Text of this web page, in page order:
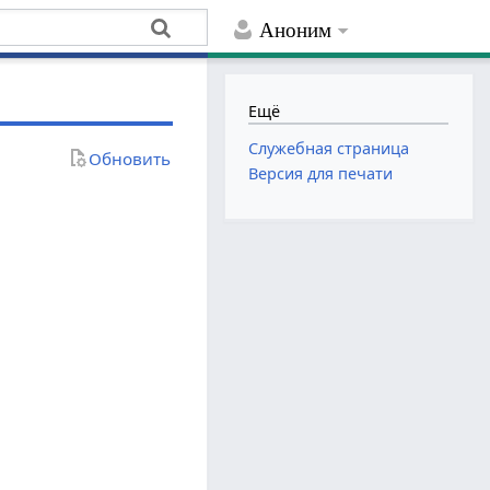
Аноним
Обновить
Ещё
Служебная страница
Версия для печати